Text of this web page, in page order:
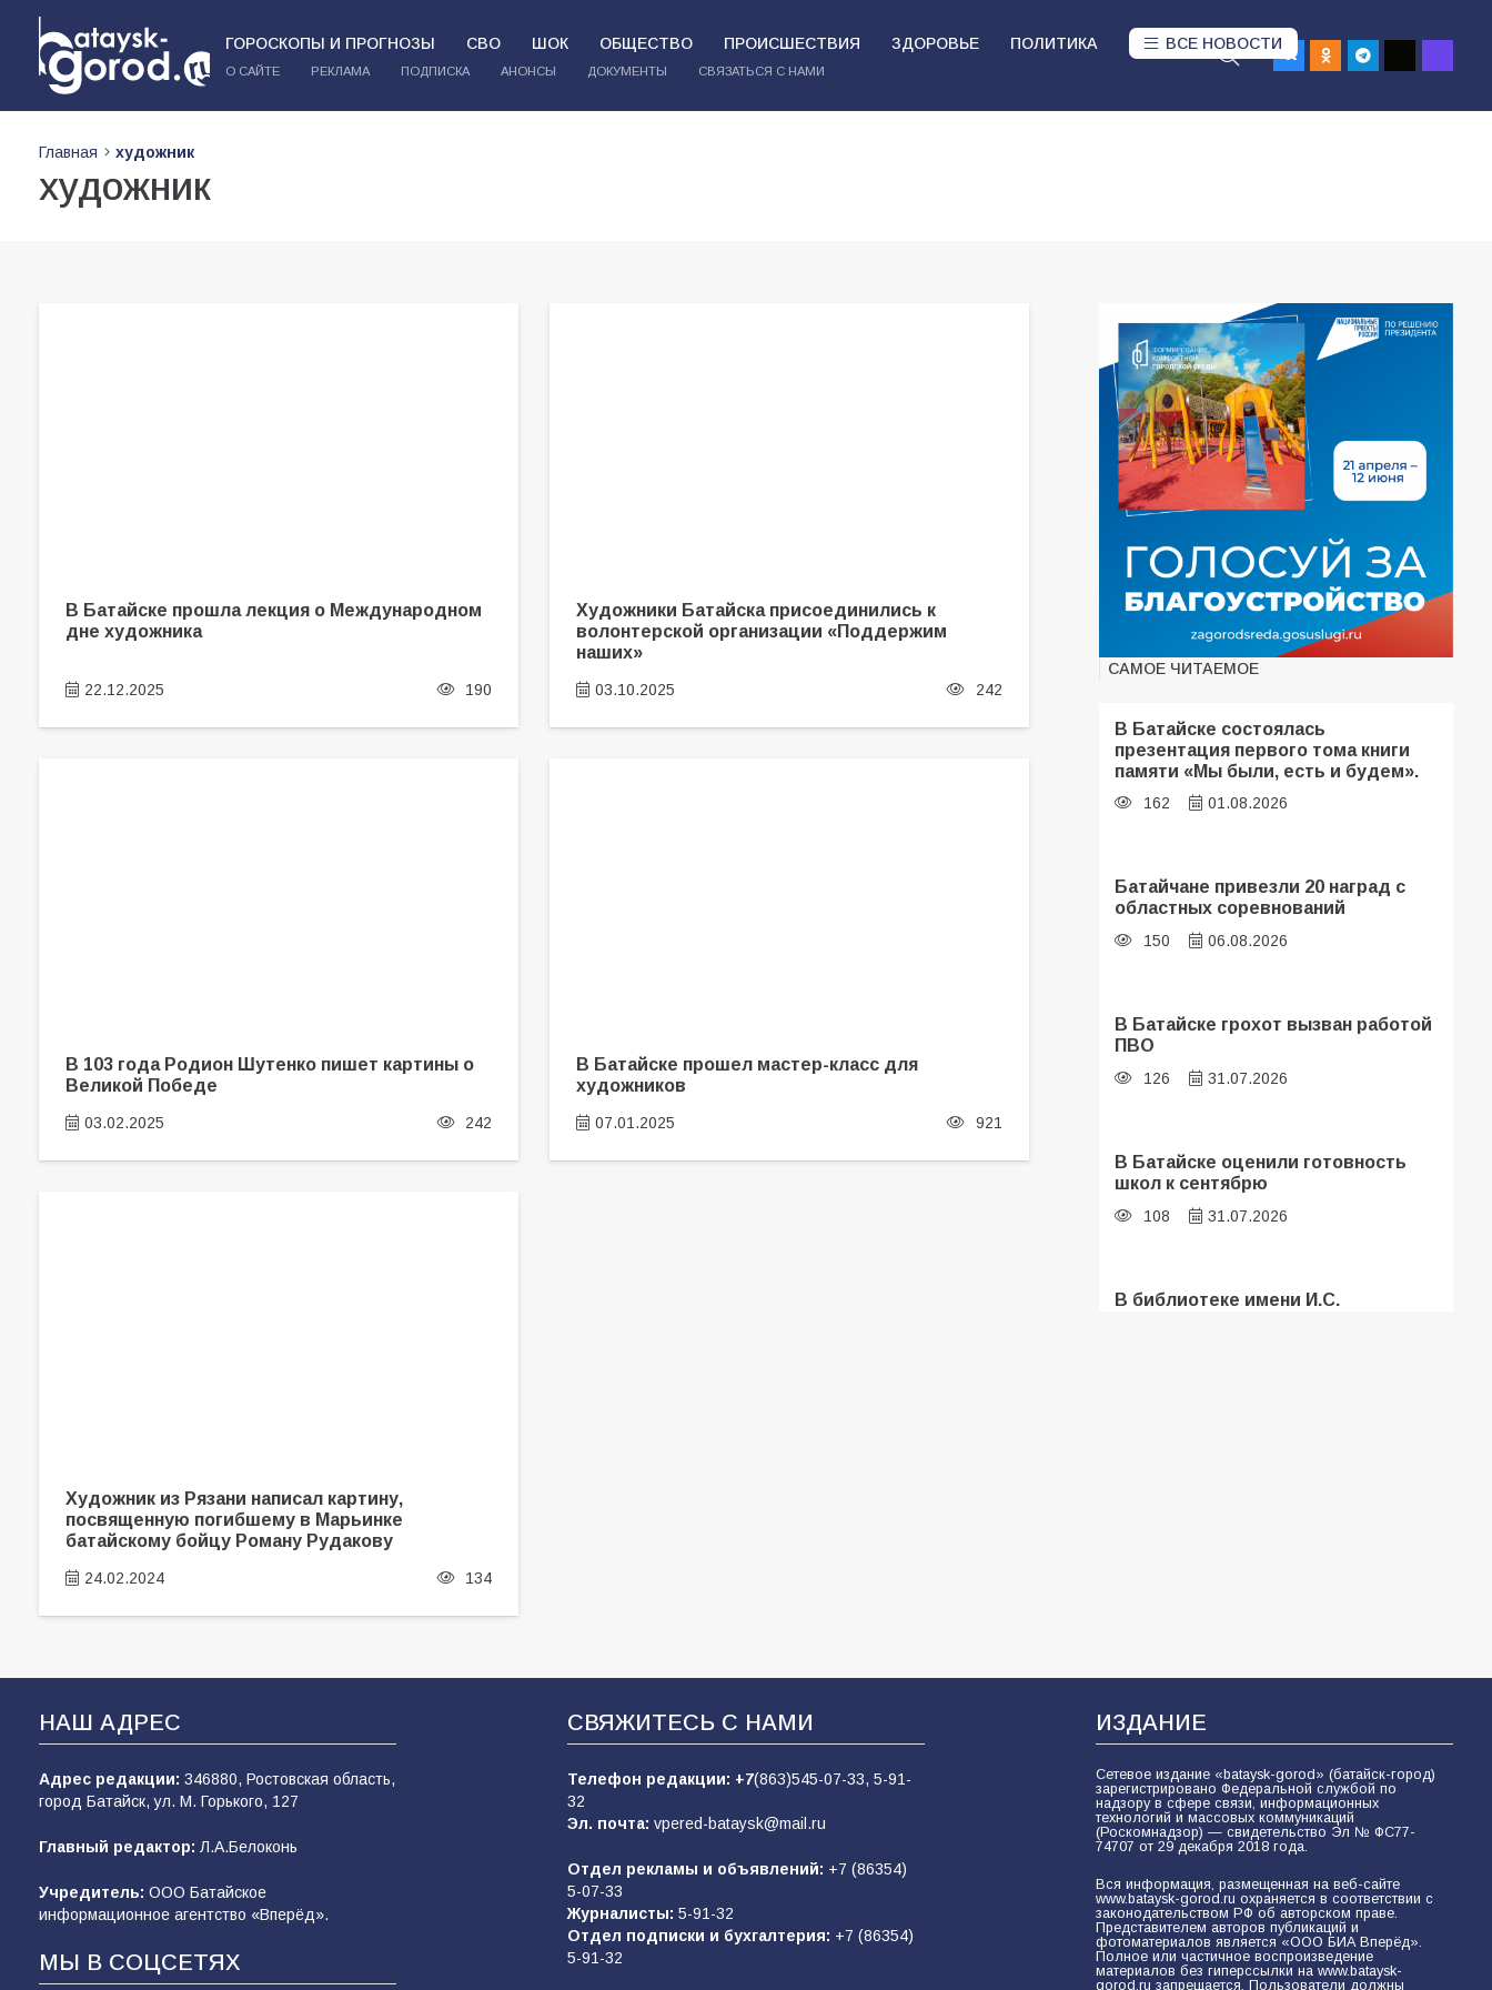
ГОРОСКОПЫ И ПРОГНОЗЫ СВО ШОК ОБЩЕСТВО ПРОИСШЕСТВИЯ ЗДОРОВЬЕ ПОЛИТИКА ВСЕ НОВОСТИ
О САЙТЕ РЕКЛАМА ПОДПИСКА АНОНСЫ ДОКУМЕНТЫ СВЯЗАТЬСЯ С НАМИ
Главная художник
художник
В Батайске прошла лекция о Международном
дне художника
22.12.2025 190
Художники Батайска присоединились к
волонтерской организации «Поддержим
наших»
03.10.2025 242
В 103 года Родион Шутенко пишет картины о
Великой Победе
03.02.2025 242
В Батайске прошел мастер-класс для
художников
07.01.2025 921
Художник из Рязани написал картину,
посвященную погибшему в Марьинке
батайскому бойцу Роману Рудакову
24.02.2024 134
САМОЕ ЧИТАЕМОЕ
В Батайске состоялась
презентация первого тома книги
памяти «Мы были, есть и будем».
162 01.08.2026
Батайчане привезли 20 наград с
областных соревнований
150 06.08.2026
В Батайске грохот вызван работой
ПВО
126 31.07.2026
В Батайске оценили готовность
школ к сентябрю
108 31.07.2026
В библиотеке имени И.С.
В Батайске продолжаются
дорожные работы
98 04.08.2026
«Пургу нести — не поля
переходить»: почему заявления о
мобилизации — это
пропагандистский вброс
НАШ АДРЕС
Адрес редакции: 346880, Ростовская область,
город Батайск, ул. М. Горького, 127
Главный редактор: Л.А.Белоконь
Учредитель: ООО Батайское
информационное агентство «Вперёд».
МЫ В СОЦСЕТЯХ
СВЯЖИТЕСЬ С НАМИ
Телефон редакции: +7(863)545-07-33, 5-91-
32
Эл. почта: vpered-bataysk@mail.ru
Отдел рекламы и объявлений: +7 (86354)
5-07-33
Журналисты: 5-91-32
Отдел подписки и бухгалтерия: +7 (86354)
5-91-32
ИЗДАНИЕ
Сетевое издание «bataysk-gorod» (батайск-город)
зарегистрировано Федеральной службой по
надзору в сфере связи, информационных
технологий и массовых коммуникаций
(Роскомнадзор) — свидетельство Эл № ФС77-
74707 от 29 декабря 2018 года.
Вся информация, размещенная на веб-сайте
www.bataysk-gorod.ru охраняется в соответствии с
законодательством РФ об авторском праве.
Представителем авторов публикаций и
фотоматериалов является «ООО БИА Вперёд».
Полное или частичное воспроизведение
материалов без гиперссылки на www.bataysk-
gorod.ru запрещается. Пользователи должны